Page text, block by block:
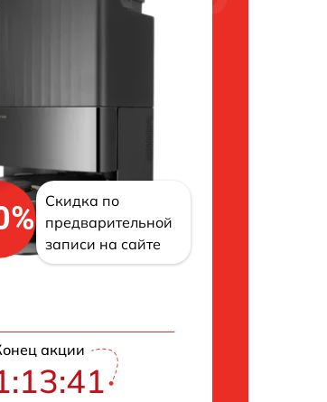
Скидка по
предварительной
записи на сайте
акции